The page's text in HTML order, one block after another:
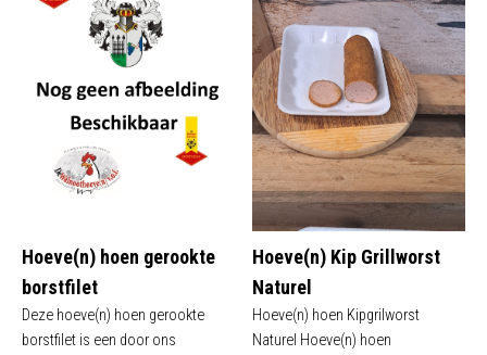
Hoeve(n) hoen gerookte
borstfilet
Deze hoeve(n) hoen gerookte
borstfilet is een door ons
Hoeve(n) Kip Grillworst
Naturel
Hoeve(n) hoen Kipgrilworst
Naturel Hoeve(n) hoen